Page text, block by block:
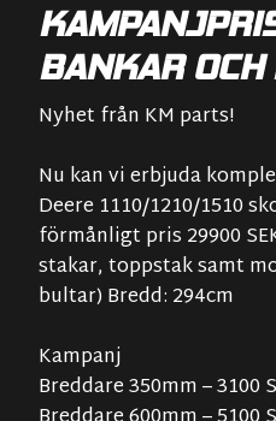
BANKAR OCH
Nyhet från KM parts!
Nu kan vi erbjuda
Deere 1110/1210/1510
förmånligt pris 29900
stakar, toppstak samt
bultar) Bredd: 294cm
Kampanj
Breddare 350mm – 3100